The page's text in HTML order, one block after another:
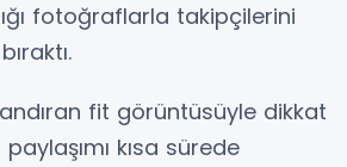
fotoğraflarla takipçilerini
fit görüntüsüyle dikkat
kısa sürede